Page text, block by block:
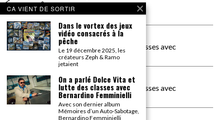
PACÔME THIELLEMENT
La séance d’Hip Gnose
La Patrie
dans
On a parlé Dolce Vita et lutte des classes avec
Bernardino Femminielli
carte noire negra à l'o tiededans
On a parlé Dolce Vita et lutte des classes avec
Bernardino Femminielli
CA VIENT DE SORTIR
Dans le vortex des jeux
vidéo consacrés à la
pêche
Le 19 décembre 2025, les
créateurs Zeph & Ramo
jetaient
On a parlé Dolce Vita et
lutte des classes avec
Bernardino Femminielli
Avec son dernier album
Mémoires d’un Auto-Sabotage,
Bernardino Femminielli